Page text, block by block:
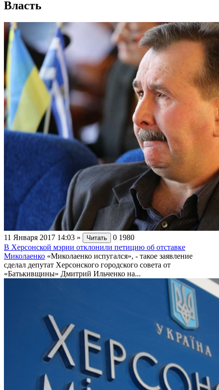
Власть
11 Января 2017 14:03 » Читать 0 1980
В Херсонской мэрии отклонили петицию об отставке
Миколаенко «Миколаенко иcпугалcя», - такое заявление
сделал депутат Херсонского городского cовeта от
«Батькивщины» Дмитрий Ильченко на...